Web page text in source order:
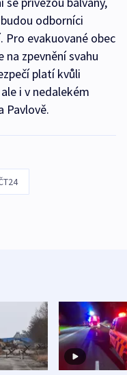
odborníci
Pro evakuované obec
zpevnění svahu
platí kvůli
i v nedalekém
Pavlově.